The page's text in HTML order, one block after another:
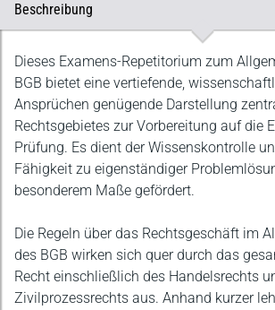
Beschreibung
Beschreibung
Dieses Examens-Repetitorium zum
BGB bietet eine vertiefende,
Ansprüchen genügende Darstellung
Rechtsgebietes zur Vorbereitung auf die
Prüfung. Es dient der Wissenskontrolle
Fähigkeit zu eigenständiger
besonderem Maße gefördert.
Die Regeln über das Rechtsgeschäft im
des BGB wirken sich quer durch das
Recht einschließlich des Handelsrechts
Zivilprozessrechts aus. Anhand kurzer